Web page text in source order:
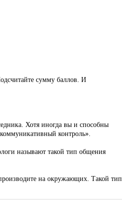
сумму баллов. И
Хотя иногда вы и способны
контроль».
называют такой тип общения
на окружающих. Такой тип